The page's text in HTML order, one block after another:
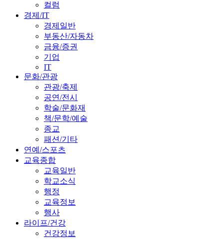
컬럼
경제/IT
경제일반
부동산/자동차
금융/증권
기업
IT
문화/관광
관광/축제
공연/전시
학술/문화재
책/문학/예술
종교
패션/기타
연예/스포츠
교육종합
교육일반
학교소식
행정
교육정보
행사
라이프/건강
건강정보